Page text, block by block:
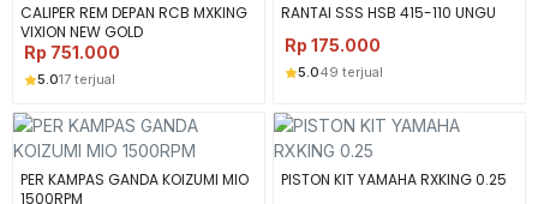
CALIPER REM DEPAN RCB MXKING
VIXION NEW GOLD
Rp 751.000
5.017 terjual
RANTAI SSS HSB 415-110 UNGU
Rp 175.000
5.049 terjual
PER KAMPAS GANDA KOIZUMI MIO
1500RPM
PISTON KIT YAMAHA RXKING 0.25